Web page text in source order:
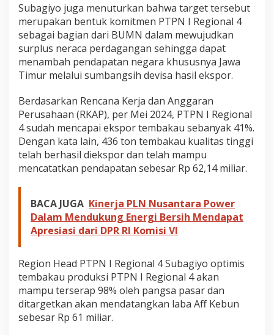
e
n
g
a
n
E
k
p
a
n
s
i
k
e
r
k
i
d
S
p
a
n
y
o
Subagiyo juga menuturkan bahwa target tersebut
merupakan bentuk komitmen PTPN I Regional 4
sebagai bagian dari BUMN dalam mewujudkan
surplus neraca perdagangan sehingga dapat
menambah pendapatan negara khususnya Jawa
Timur melalui sumbangsih devisa hasil ekspor.
Berdasarkan Rencana Kerja dan Anggaran
Perusahaan (RKAP), per Mei 2024, PTPN I Regional
4 sudah mencapai ekspor tembakau sebanyak 41%.
Dengan kata lain, 436 ton tembakau kualitas tinggi
telah berhasil diekspor dan telah mampu
mencatatkan pendapatan sebesar Rp 62,14 miliar.
BACA JUGA Kinerja PLN Nusantara Power
Dalam Mendukung Energi Bersih Mendapat
Apresiasi dari DPR RI Komisi VI
Region Head PTPN I Regional 4 Subagiyo optimis
tembakau produksi PTPN I Regional 4 akan
mampu terserap 98% oleh pangsa pasar dan
ditargetkan akan mendatangkan laba Aff Kebun
sebesar Rp 61 miliar.